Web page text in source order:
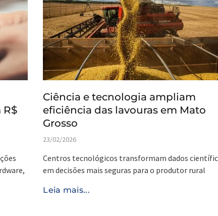
R$
Ciência e tecnologia ampliam
eficiência das lavouras em Mato
Grosso
23/02/2026
Centros tecnológicos transformam dados
em decisões mais seguras para o produtor rural
Leia mais...